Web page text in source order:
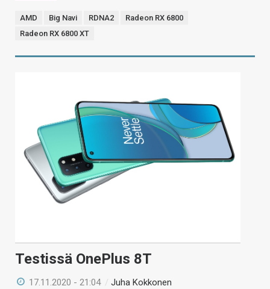
AMD Big Navi RDNA2
Radeon RX 6800
Radeon RX 6800 XT
Testissä OnePlus 8T
17.11.2020 - 21:04 /Juha Kokkonen